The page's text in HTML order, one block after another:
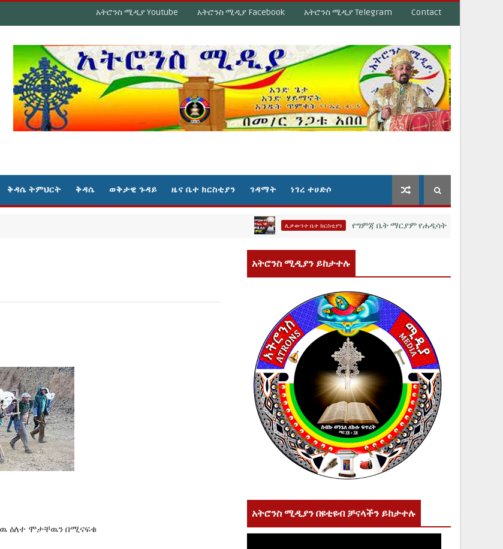
አትሮንስ ሚዲያ Youtube አትሮንስ ሚዲያ Facebook አትሮንስ ሚዲያ Telegram Contact
ቅዳሴ ትምህርት ቅዳሴ ወቅታዊ ጉዳይ ዜና ቤተ ክርስቲያን ገዳማት ነገረ ተሀድሶ
ሊቃውንተ ቤተ ክርስቲያን የግምጃ ቤት ማርያም የሐዲሳት እና የሊቃውንት ትርጓሜ
ዕለተ ሞታቸዉን በሚናፍቁ
አትሮንስ ሚዲያን ይከታተሉ
አትሮንስ ሚዲያን በዩቲዩብ ቻናላችን ይከታተሉ